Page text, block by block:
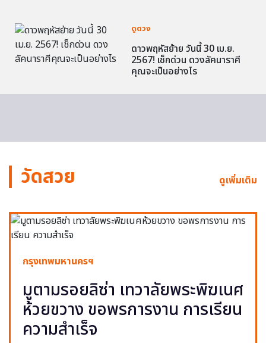
ดูดวง
ดาวพฤหัสย้าย วันนี้ 30 เม.ย.
2567! เช็กด่วน ดวงลัคนาราศี
คุณจะเป็นอย่างไร
วัดสวย ดูเพิ่มเติม
กรุงเทพมหานครฯ
มูตามรอยลิซ่า เทวาลัยพระพิฆเนศ
ห้วยขวาง ขอพรการงาน การเรียน
ความสำเร็จ